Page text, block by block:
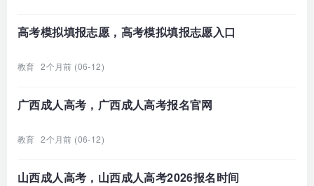
高考模拟填报志愿，高考模拟填报志愿入口
教育 2个月前 (06-12)
广西成人高考，广西成人高考报名官网
教育 2个月前 (06-12)
山西成人高考，山西成人高考2026报名时间